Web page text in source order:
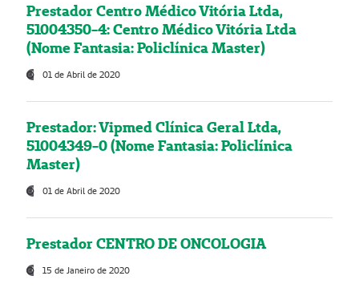
Prestador Centro Médico Vitória Ltda,
51004350-4: Centro Médico Vitória Ltda
(Nome Fantasia: Policlínica Master)
01 de Abril de 2020
Prestador: Vipmed Clínica Geral Ltda,
51004349-0 (Nome Fantasia: Policlínica
Master)
01 de Abril de 2020
Prestador CENTRO DE ONCOLOGIA
15 de Janeiro de 2020